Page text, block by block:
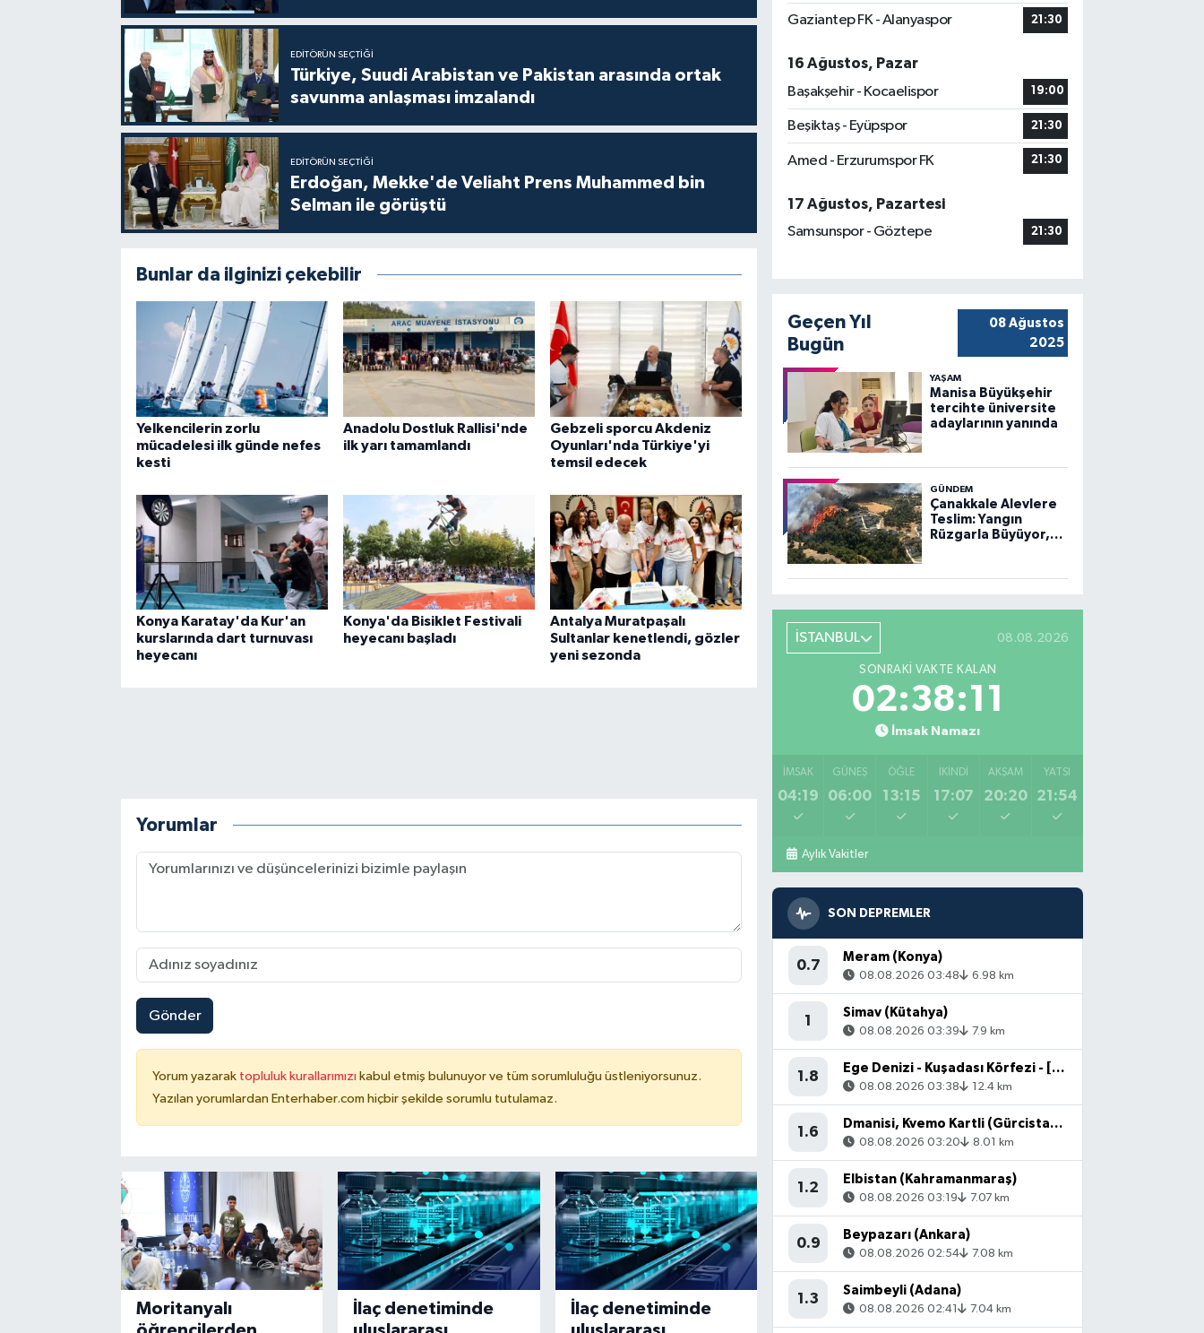
EDITÖRÜN SEÇTIĞI
Türkiye, Suudi Arabistan ve Pakistan arasında ortak
savunma anlaşması imzalandı
EDITÖRÜN SEÇTIĞI
Erdoğan, Mekke'de Veliaht Prens Muhammed bin
Selman ile görüştü
Bunlar da ilginizi çekebilir
Yelkencilerin zorlu
mücadelesi ilk günde nefes
kesti
Anadolu Dostluk Rallisi'nde
ilk yarı tamamlandı
Gebzeli sporcu Akdeniz
Oyunları'nda Türkiye'yi
temsil edecek
Konya Karatay'da Kur'an
kurslarında dart turnuvası
heyecanı
Konya'da Bisiklet Festivali
heyecanı başladı
Antalya Muratpaşalı
Sultanlar kenetlendi, gözler
yeni sezonda
Yorumlar
Gönder
Yorum yazarak topluluk kurallarımızı kabul etmiş bulunuyor ve tüm sorumluluğu üstleniyorsunuz.
Yazılan yorumlardan Enterhaber.com hiçbir şekilde sorumlu tutulamaz.
Moritanyalı
İlaç denetiminde
İlaç denetiminde
Gaziantep FK - Alanyaspor 21:30
16 Ağustos, Pazar
Başakşehir - Kocaelispor
19:00
Beşiktaş - Eyüpspor 21:30
Amed - Erzurumspor FK 21:30
17 Ağustos, Pazartesi
Samsunspor - Göztepe
21:30
Geçen Yıl
Bugün
08 Ağustos
2025
YAŞAM
Manisa Büyükşehir
tercihte üniversite
adaylarının yanında
GÜNDEM
Çanakkale Alevlere
Teslim: Yangın
Rüzgarla Büyüyor,
İSTANBUL 08.08.2026
SONRAKI VAKTE KALAN
02:38:10
İmsak Namazı
İMSAK
04:19
GÜNEŞ
06:00
ÖĞLE
13:15
İKINDI
17:07
AKŞAM
20:20
YATSI
21:54
Aylık Vakitler
SON DEPREMLER
0.7
Meram (Konya)
08.08.2026 03:48 6.98 km
1
Simav (Kütahya)
08.08.2026 03:39 7.9 km
1.8
Ege Denizi - Kuşadası Körfezi - [14.72 km] Söke (Aydın)
08.08.2026 03:38 12.4 km
1.6
Dmanisi, Kvemo Kartli (Gürcistan) - [67.16 km] Akyaka (Kars)
08.08.2026 03:20 8.01 km
1.2
Elbistan (Kahramanmaraş)
08.08.2026 03:19 7.07 km
0.9
Beypazarı (Ankara)
08.08.2026 02:54 7.08 km
1.3
Saimbeyli (Adana)
08.08.2026 02:41 7.04 km